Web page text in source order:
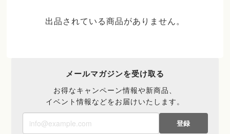
出品されている商品がありません。
メールマガジンを受け取る
お得なキャンペーン情報や新商品、
イベント情報などをお届けいたします。
登録